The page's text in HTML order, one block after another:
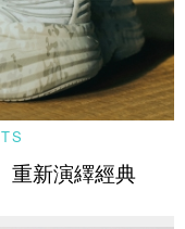
新演繹經典